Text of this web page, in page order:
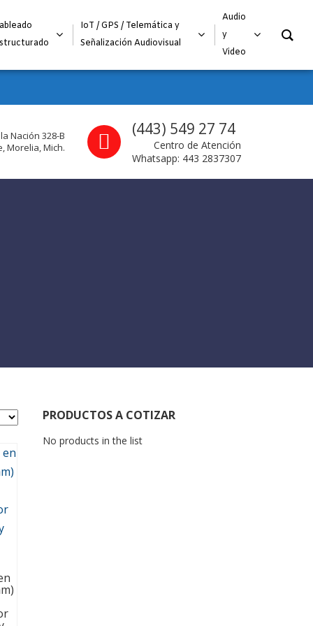
IoT / GPS / Telemática y
Señalización Audiovisual
Audio
y
Video
Call us
(443) 549 27 74
Centro de Atención
Whatsapp: 443 2837307
Nación 328-B
Morelia, Mich.
PRODUCTOS A COTIZAR
No products in the list